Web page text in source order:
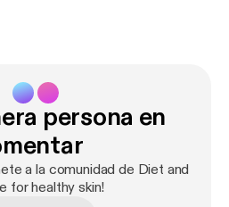
persona en
a la comunidad de Diet and
for healthy skin!